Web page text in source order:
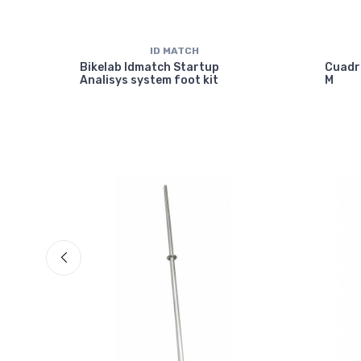
ID MATCH
Bikelab Idmatch Startup
Analisys system foot kit
M